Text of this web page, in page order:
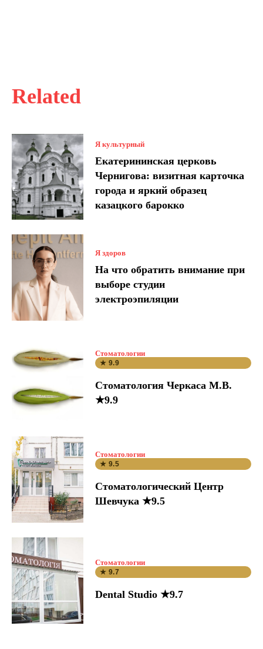
Related
Я культурный
Екатерининская церковь
Чернигова: визитная карточка
города и яркий образец
казацкого барокко
Я здоров
На что обратить внимание при
выборе студии
электроэпиляции
Стоматологии
★ 9.9
Стоматология Черкаса М.В.
★9.9
Стоматологии
★ 9.5
Стоматологический Центр
Шевчука ★9.5
Стоматологии
★ 9.7
Dental Studio ★9.7